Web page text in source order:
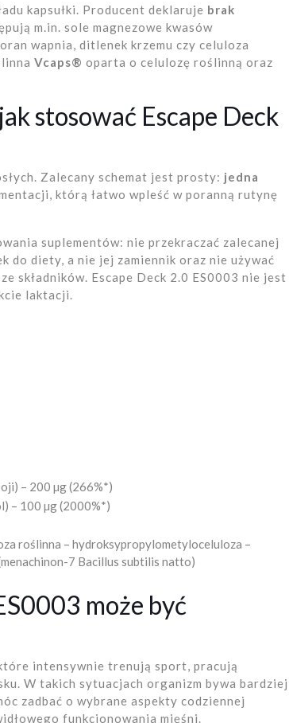
kapsułki. Producent deklaruje brak
m.in. sole magnezowe kwasów
wapnia, ditlenek krzemu czy celuloza
Vcaps® oparta o celulozę roślinną oraz
stosować Escape Deck
Zalecany schemat jest prosty: jedna
którą łatwo wpleść w poranną rutynę
suplementów: nie przekraczać zalecanej
do diety, a nie jej zamiennik oraz nie używać
składników. Escape Deck 2.0 ES0003 nie jest
laktacji.
– 200 µg (266%*)
– 100 µg (2000%*)
roślinna – hydroksypropylometyloceluloza –
7 Bacillus subtilis natto)
może być
intensywnie trenują sport, pracują
W takich sytuacjach organizm bywa bardziej
zadbać o wybrane aspekty codziennej
funkcjonowania mięśni.